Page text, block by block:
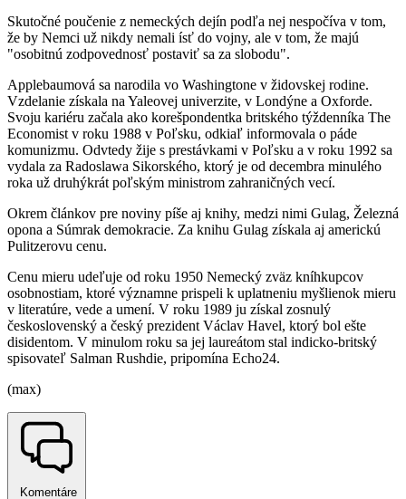
Skutočné poučenie z nemeckých dejín podľa nej nespočíva v tom,
že by Nemci už nikdy nemali ísť do vojny, ale v tom, že majú
"osobitnú zodpovednosť postaviť sa za slobodu".
Applebaumová sa narodila vo Washingtone v židovskej rodine.
Vzdelanie získala na Yaleovej univerzite, v Londýne a Oxforde.
Svoju kariéru začala ako korešpondentka britského týždenníka The
Economist v roku 1988 v Poľsku, odkiaľ informovala o páde
komunizmu. Odvtedy žije s prestávkami v Poľsku a v roku 1992 sa
vydala za Radoslawa Sikorského, ktorý je od decembra minulého
roka už druhýkrát poľským ministrom zahraničných vecí.
Okrem článkov pre noviny píše aj knihy, medzi nimi Gulag, Železná
opona a Súmrak demokracie. Za knihu Gulag získala aj americkú
Pulitzerovu cenu.
Cenu mieru udeľuje od roku 1950 Nemecký zväz kníhkupcov
osobnostiam, ktoré významne prispeli k uplatneniu myšlienok mieru
v literatúre, vede a umení. V roku 1989 ju získal zosnulý
československý a český prezident Václav Havel, ktorý bol ešte
disidentom. V minulom roku sa jej laureátom stal indicko-britský
spisovateľ Salman Rushdie, pripomína Echo24.
(max)
Komentáre